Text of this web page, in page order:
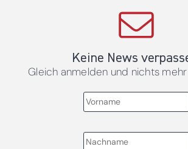
Keine News
Gleich anmelden und nichts